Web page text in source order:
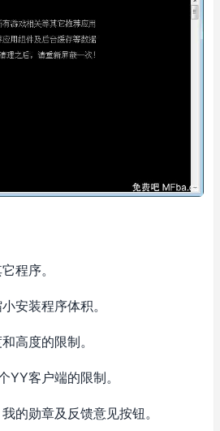
程序。
安装程序体积。
高度的限制。
YY客户端的限制。
的勋章及反馈意见按钮。